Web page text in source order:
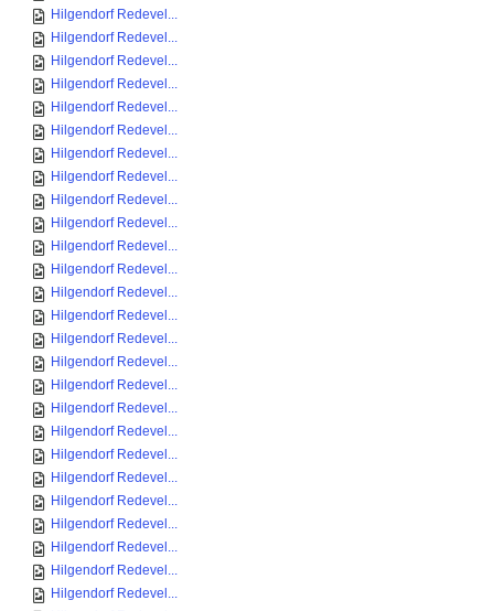
Hilgendorf Redevel...
Hilgendorf Redevel...
Hilgendorf Redevel...
Hilgendorf Redevel...
Hilgendorf Redevel...
Hilgendorf Redevel...
Hilgendorf Redevel...
Hilgendorf Redevel...
Hilgendorf Redevel...
Hilgendorf Redevel...
Hilgendorf Redevel...
Hilgendorf Redevel...
Hilgendorf Redevel...
Hilgendorf Redevel...
Hilgendorf Redevel...
Hilgendorf Redevel...
Hilgendorf Redevel...
Hilgendorf Redevel...
Hilgendorf Redevel...
Hilgendorf Redevel...
Hilgendorf Redevel...
Hilgendorf Redevel...
Hilgendorf Redevel...
Hilgendorf Redevel...
Hilgendorf Redevel...
Hilgendorf Redevel...